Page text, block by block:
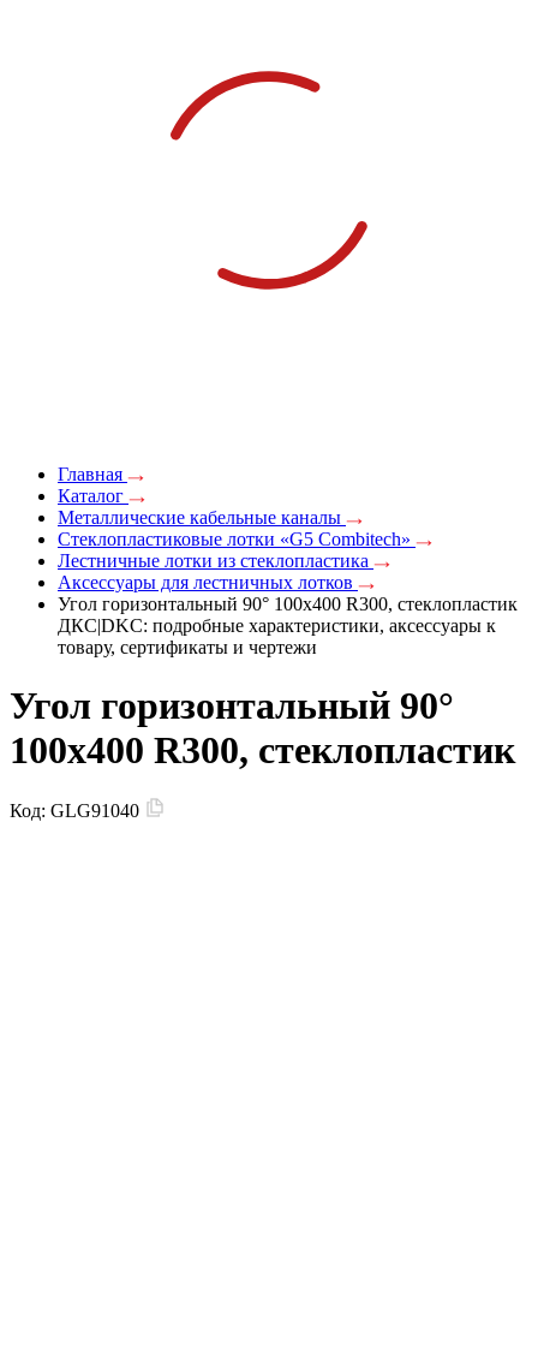
Главная
Каталог
Металлические кабельные каналы
Стеклопластиковые лотки «G5 Combitech»
Лестничные лотки из стеклопластика
Аксессуары для лестничных лотков
Угол горизонтальный 90° 100x400 R300, стеклопластик
ДКС|DKC: подробные характеристики, аксессуары к
товару, сертификаты и чертежи
Угол горизонтальный 90°
100x400 R300, стеклопластик
Код: GLG91040